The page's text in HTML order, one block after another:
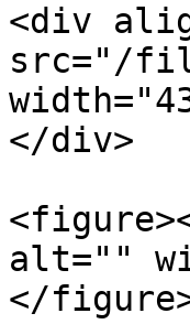
<div
src="/
</div>
alt=""
</